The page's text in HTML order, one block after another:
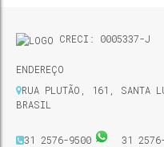
CRECI: 0005337-J
ENDEREÇO
RUA PLUTÃO
161 SANTA
BRASIL
31 2576-9500 31